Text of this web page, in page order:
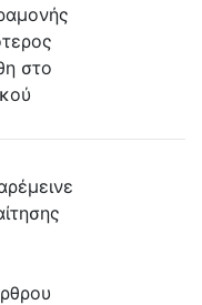
στο